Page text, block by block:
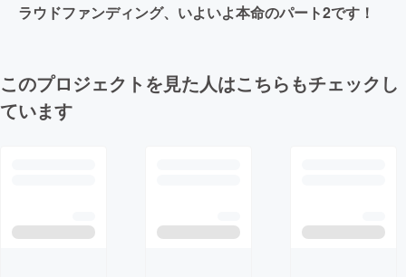
ラウドファンディング、いよいよ本命のパート2です！
このプロジェクトを見た人はこちらもチェックし
ています